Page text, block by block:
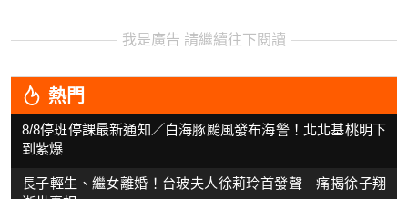
我是廣告 請繼續往下閱讀
熱門
8/8停班停課最新通知／白海豚颱風發布海警！北北基桃明下
到紫爆
長子輕生、繼女離婚！台玻夫人徐莉玲首發聲 痛揭徐子翔